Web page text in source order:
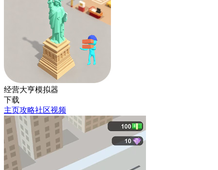
经营大亨模拟器
下载
主页攻略社区视频